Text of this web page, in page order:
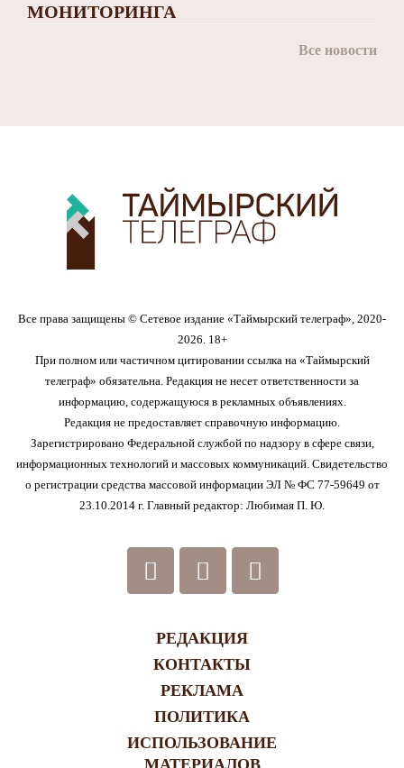
МОНИТОРИНГА
Все новости
Все права защищены © Сетевое издание «Таймырский телеграф», 2020-
2026. 18+
При полном или частичном цитировании ссылка на «Таймырский
телеграф» обязательна. Редакция не несет ответственности за
информацию, содержащуюся в рекламных объявлениях.
Редакция не предоставляет справочную информацию.
Зарегистрировано Федеральной службой по надзору в сфере связи,
информационных технологий и массовых коммуникаций. Свидетельство
о регистрации средства массовой информации ЭЛ № ФС 77-59649 от
23.10.2014 г. Главный редактор: Любимая П. Ю.
РЕДАКЦИЯ
КОНТАКТЫ
РЕКЛАМА
ПОЛИТИКА
ИСПОЛЬЗОВАНИЕ
МАТЕРИАЛОВ